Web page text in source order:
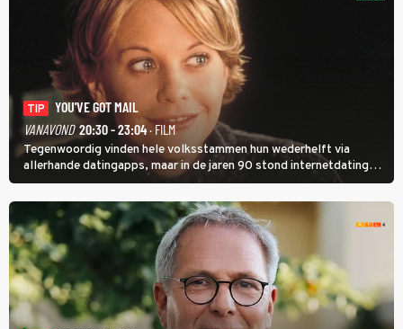
TIP
YOU'VE GOT MAIL
VANAVOND 20:30 - 23:04· FILM
Tegenwoordig vinden hele volksstammen hun wederhelft via
allerhande datingapps, maar in de jaren 90 stond internetdating
nog in de kinderschoenen. In de film You've Got Mail zie je dat
terug.